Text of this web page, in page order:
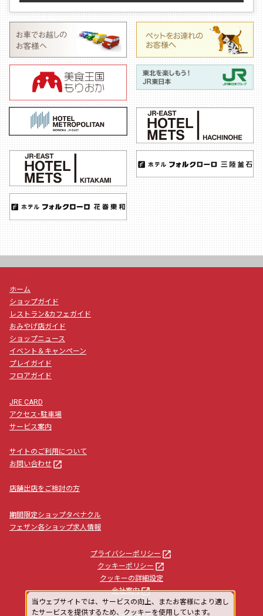
ホーム
ショップガイド
レストラン&カフェガイド
おみやげ店ガイド
ショップニュース
イベント＆キャンペーン
プレイガイド
フロアガイド
JRE CARD
アクセス･駐車場
サービス案内
サイトのご利用について
お問い合わせ launch
店舗出店をご検討の方
期間限定ショップタベナクル
フェザン各ショップ求人情報
プライバシーポリシー launch
クッキーポリシー launch
クッキーの詳細設定
会社案内launch
当ウェブサイトでは、サービスの向上、またお客様により適し
たサービスを提供するため、クッキーを使用しています。